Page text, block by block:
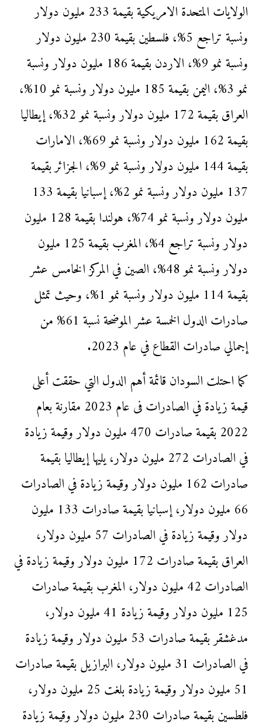
الولايات المتحدة الامريكية بقيمة 233 مليون دولار
ونسبة تراجع 5%، فلسطين بقيمة 230 مليون دولار
ونسبة نمو 9%، الاردن بقيمة 186 مليون دولار ونسبة
نمو 3%، اليمن بقيمة 185 مليون دولار ونسبة نمو 10%،
العراق بقيمة 172 مليون دولار ونسبة نمو 32%، إيطاليا
بقيمة 162 مليون دولار ونسبة نمو 69%، الامارات
بقيمة 144 مليون دولار ونسبة نمو 9%، الجزائر بقيمة
137 مليون دولار ونسبة نمو 2%، إسبانيا بقيمة 133
مليون دولار ونسبة نمو 74%، هولندا بقيمة 128 مليون
دولار ونسبة تراجع 4%، المغرب بقيمة 125 مليون
دولار ونسبة نمو 48%، الصين في المركز الخامس عشر
بقيمة 114 مليون دولار ونسبة نمو 1%، وحيث تمثل
صادرات الدول الخمسة عشر الموضحة نسبة 61% من
إجمالي صادرات القطاع في عام 2023.
كما احتلت السودان قائمة أهم الدول التي حققت أعلى
قيمة زيادة في الصادرات فى عام 2023 مقارنة بعام
2022 بقيمة صادرات 470 مليون دولار وقيمة زيادة
في الصادرات 272 مليون دولار، يليها إيطاليا بقيمة
صادرات 162 مليون دولار وقيمة زيادة في الصادرات
66 مليون دولار، إسبانيا بقيمة صادرات 133 مليون
دولار وقيمة زيادة في الصادرات 57 مليون دولار،
العراق بقيمة صادرات 172 مليون دولار وقيمة زيادة في
الصادرات 42 مليون دولار، المغرب بقيمة صادرات
125 مليون دولار وقيمة زيادة 41 مليون دولار،
مدغشقر بقيمة صادرات 53 مليون دولار وقيمة زيادة
في الصادرات 31 مليون دولار، البرازيل بقيمة صادرات
51 مليون دولار وقيمة زيادة بلغت 25 مليون دولار،
فلطسين بقيمة صادرات 230 مليون دولار وقيمة زيادة